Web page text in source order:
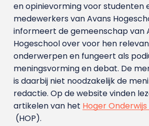
en opinievorming voor studenten
medewerkers van Avans
informeert de gemeenschap van
Hogeschool over voor hen
onderwerpen en fungeert als
meningsvorming en debat. De
is daarbij niet noodzakelijk de
redactie. Op de website vinden
artikelen van het Hoger
(HOP).